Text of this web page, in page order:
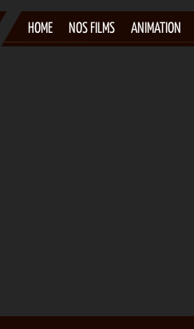
HOME NOS FILMS ANIMATION